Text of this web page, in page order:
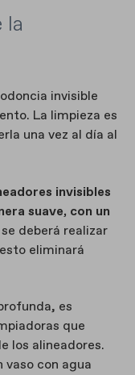
la
invisible
La limpieza es
una vez al día al
invisibles
suave, con un
deberá realizar
eliminará
es
que
los alineadores.
vaso con agua